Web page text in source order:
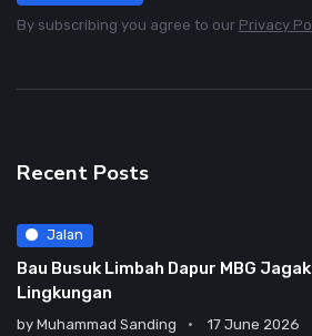
By subscribing you agree to our Privacy
Recent Posts
Jalan
Bau Busuk Limbah Dapur MBG
Lingkungan
by Muhammad Sanding 17 June 2026